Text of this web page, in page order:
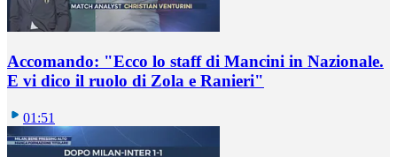
Accomando: "Ecco lo staff di Mancini in Nazionale.
E vi dico il ruolo di Zola e Ranieri"
01:51